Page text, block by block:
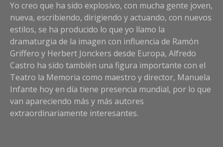
Yo creo que ha sido explosivo, con mucha gente joven,
nueva, escribiendo, dirigiendo y actuando, con nuevos
estilos, se ha producido lo que yo llamo la
dramaturgia de la imagen con influencia de Ramón
Griffero y Herbert Jonckers desde Europa, Alfredo
Castro ha sido también una figura importante con el
Teatro la Memoria como maestro y director, Manuela
Infante hoy en día tiene presencia mundial, por lo que
van apareciendo más y más autores
extraordinariamente interesantes.